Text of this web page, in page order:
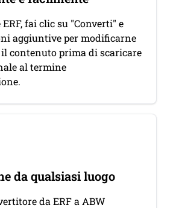
fai clic su "Converti" e
aggiuntive per modificarne
contenuto prima di scaricare
al termine
da qualsiasi luogo
da ERF a ABW